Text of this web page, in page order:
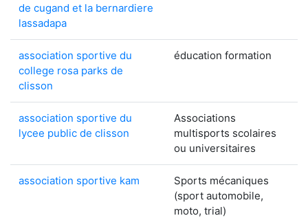
de cugand et la bernardiere
lassadapa
association sportive du
college rosa parks de
clisson
éducation formation
association sportive du
lycee public de clisson
Associations
multisports scolaires
ou universitaires
association sportive kam
Sports mécaniques
(sport automobile,
moto, trial)